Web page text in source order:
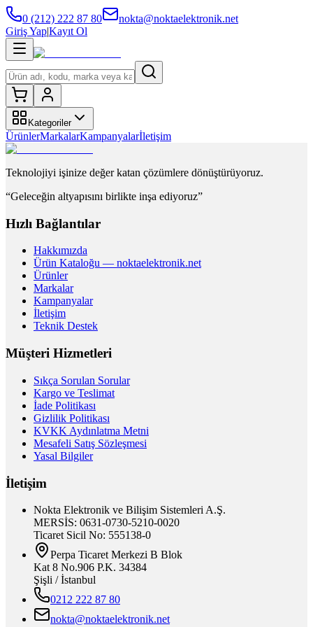
0 (212) 222 87 80
nokta@noktaelektronik.net
Giriş Yap|Kayıt Ol
Kategoriler
ÜrünlerMarkalarKampanyalarİletişim
Teknolojiyi işinize değer katan çözümlere dönüştürüyoruz.
“Geleceğin altyapısını birlikte inşa ediyoruz”
Hızlı Bağlantılar
Hakkımızda
Ürün Kataloğu — noktaelektronik.net
Ürünler
Markalar
Kampanyalar
İletişim
Teknik Destek
Müşteri Hizmetleri
Sıkça Sorulan Sorular
Kargo ve Teslimat
İade Politikası
Gizlilik Politikası
KVKK Aydınlatma Metni
Mesafeli Satış Sözleşmesi
Yasal Bilgiler
İletişim
Nokta Elektronik ve Bilişim Sistemleri A.Ş.
MERSİS: 0631-0730-5210-0020
Ticaret Sicil No: 555138-0
Perpa Ticaret Merkezi B Blok
Kat 8 No.906 P.K. 34384
Şişli / İstanbul
0212 222 87 80
nokta@noktaelektronik.net